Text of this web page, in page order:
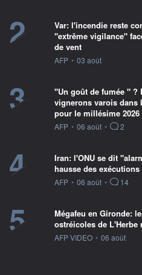
2
Var: l'incendie reste
"extrême vigilance"
de vent
information fournie par
AFP • 03 août
3
"Un goût de fumée " ?
vignerons varois dans
pour le millésime 2026
information fournie par
AFP • 06 août • 2
4
Iran: l'ONU se dit
hausse des
information fournie par
AFP • 06 août • 14
5
Mégafeu en Gironde:
ostréicoles de L'Herbe
information fournie par
AFP VIDEO • 06 août